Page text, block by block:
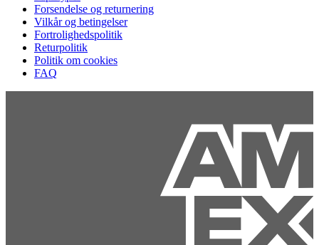
Forsendelse og returnering
Vilkår og betingelser
Fortrolighedspolitik
Returpolitik
Politik om cookies
FAQ